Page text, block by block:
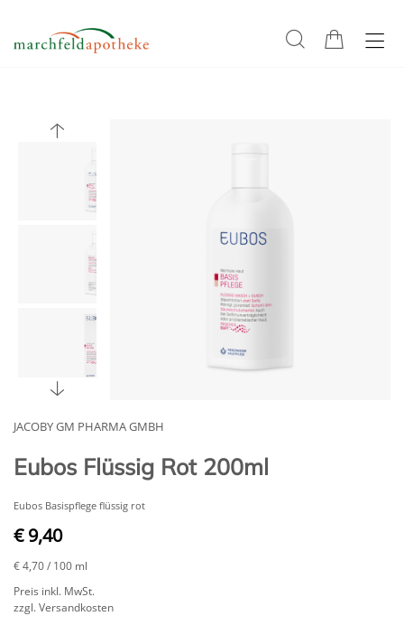
JACOBY GM PHARMA GMBH
Eubos Flüssig Rot 200ml
Eubos Basispflege flüssig rot
€ 9,40
€ 4,70/ 100 ml
Preis inkl. MwSt.
zzgl. Versandkosten